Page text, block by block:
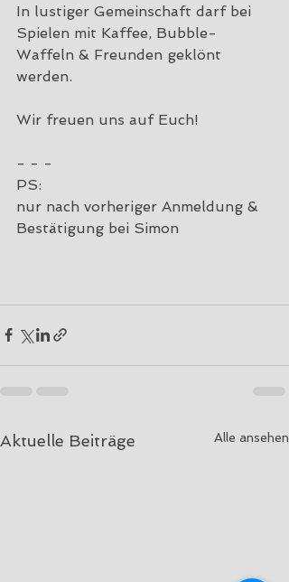
In lustiger Gemeinschaft darf bei
Spielen mit Kaffee, Bubble-
Waffeln & Freunden geklönt
werden.
Wir freuen uns auf Euch!
- - -
PS:
nur nach vorheriger Anmeldung &
Bestätigung bei Simon
Aktuelle Beiträge Alle ansehen